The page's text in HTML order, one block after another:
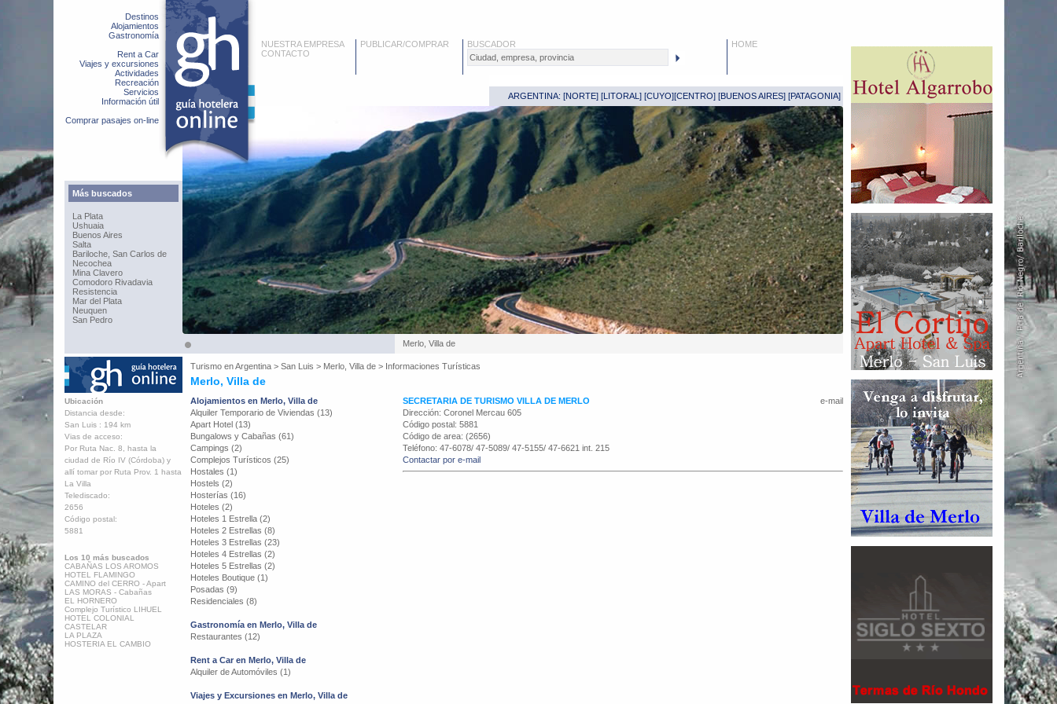
Destinos
Alojamientos
Gastronomía
Rent a Car
Viajes y excursiones
Actividades
Recreación
Servicios
Información útil
Comprar pasajes on-line
Más buscados
La Plata
Ushuaia
Buenos Aires
Salta
Bariloche, San Carlos de
Necochea
Mina Clavero
Comodoro Rivadavia
Resistencia
Mar del Plata
Neuquen
San Pedro
NUESTRA EMPRESA
CONTACTO
PUBLICAR/COMPRAR BUSCADOR HOME
ARGENTINA: [NORTE] [LITORAL ] [CUYO][CENTRO] [BUENOS AIRES] [PATAGONIA]
Merlo, Villa de
Turismo enArgentina > San Luis > Merlo, Villa de > Informaciones Turísticas
Merlo, Villa de
Ubicación
Distancia desde:
San Luis : 194 km
Vias de acceso:
Por Ruta Nac. 8, hasta la
ciudad de Río IV (Córdoba) y
allí tomar por Ruta Prov. 1 hasta
La Villa
Telediscado:
2656
Código postal:
5881
Los 10 más buscados
CABAÑAS LOS AROMOS
HOTEL FLAMINGO
CAMINO del CERRO - Apart
LAS MORAS - Cabañas
EL HORNERO
Complejo Turístico LIHUEL
HOTEL COLONIAL
CASTELAR
LA PLAZA
HOSTERIA EL CAMBIO
Alojamientos en Merlo, Villa de
Alquiler Temporario de Viviendas (13)
Apart Hotel (13)
Bungalows y Cabañas (61)
Campings (2)
Complejos Turísticos (25)
Hostales (1)
Hostels (2)
Hosterías (16)
Hoteles (2)
Hoteles 1 Estrella (2)
Hoteles 2 Estrellas (8)
Hoteles 3 Estrellas (23)
Hoteles 4 Estrellas (2)
Hoteles 5 Estrellas (2)
Hoteles Boutique (1)
Posadas (9)
Residenciales (8)
Gastronomía en Merlo, Villa de
Restaurantes (12)
Rent a Car en Merlo, Villa de
Alquiler de Automóviles (1)
Viajes y Excursiones en Merlo, Villa de
e-mail
SECRETARIA DE TURISMO VILLA DE MERLO
Dirección: Coronel Mercau 605
Código postal: 5881
Código de area: (2656)
Teléfono: 47-6078/ 47-5089/ 47-5155/ 47-6621 int. 215
Contactar por e-mail